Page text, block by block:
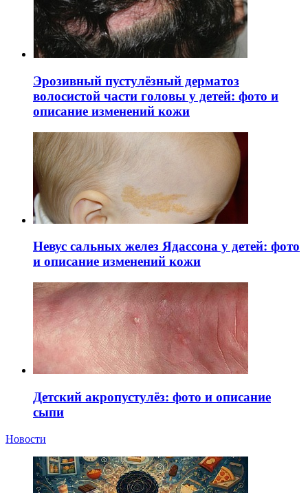
Эрозивный пустулёзный дерматоз
волосистой части головы у детей: фото и
описание изменений кожи
Невус сальных желез Ядассона у детей: фото
и описание изменений кожи
Детский акропустулёз: фото и описание
сыпи
Новости